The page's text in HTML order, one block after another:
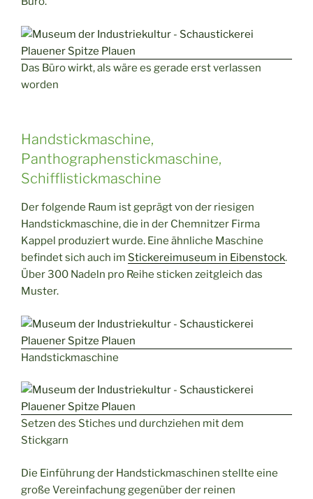
Das Büro wirkt, als wäre es gerade erst verlassen
worden
Handstickmaschine,
Panthographenstickmaschine,
Schifflistickmaschine
Der folgende Raum ist geprägt von der riesigen
Handstickmaschine, die in der Chemnitzer Firma
Kappel produziert wurde. Eine ähnliche Maschine
befindet sich auch im Stickereimuseum in Eibenstock.
Über 300 Nadeln pro Reihe sticken zeitgleich das
Muster.
Handstickmaschine
Setzen des Stiches und durchziehen mit dem
Stickgarn
Die Einführung der Handstickmaschinen stellte eine
große Vereinfachung gegenüber der reinen